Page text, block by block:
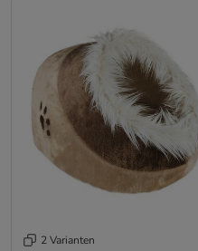
2 Varianten